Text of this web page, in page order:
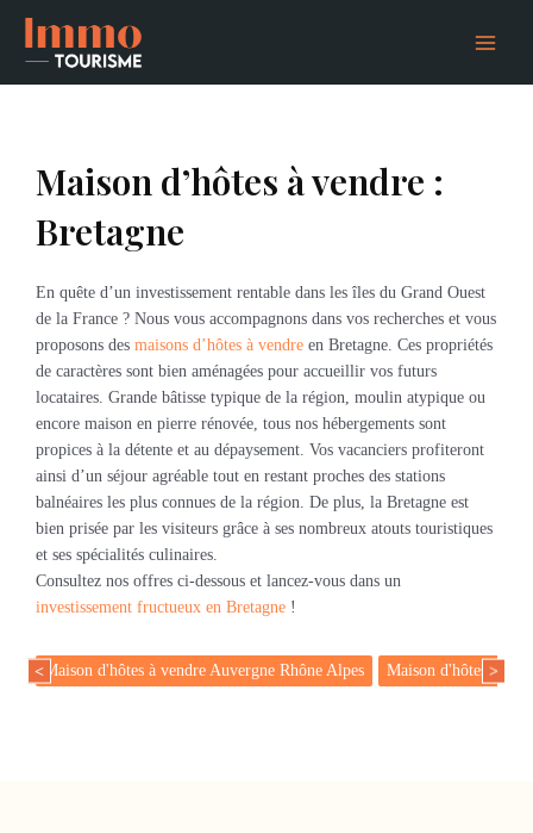
contenu
Maison d’hôtes à vendre :
Bretagne
En quête d’un investissement rentable dans les îles du Grand Ouest
de la France ? Nous vous accompagnons dans vos recherches et vous
proposons des maisons d’hôtes à vendre en Bretagne. Ces propriétés
de caractères sont bien aménagées pour accueillir vos futurs
locataires. Grande bâtisse typique de la région, moulin atypique ou
encore maison en pierre rénovée, tous nos hébergements sont
propices à la détente et au dépaysement. Vos vacanciers profiteront
ainsi d’un séjour agréable tout en restant proches des stations
balnéaires les plus connues de la région. De plus, la Bretagne est
bien prisée par les visiteurs grâce à ses nombreux atouts touristiques
et ses spécialités culinaires.
Consultez nos offres ci-dessous et lancez-vous dans un
investissement fructueux en Bretagne !
< Maison d'hôtes à vendre Auvergne Rhône Alpes Maison d'hôtes à
>